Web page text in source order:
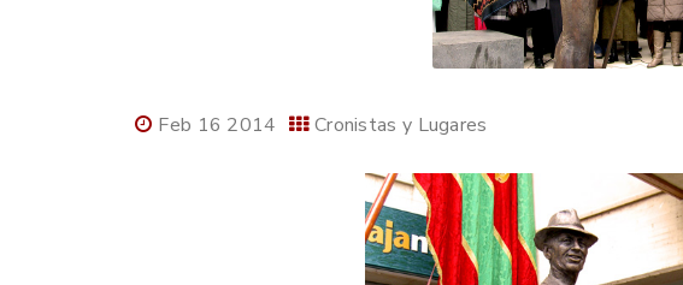
Feb 16 2014 Cronistas y Lugares